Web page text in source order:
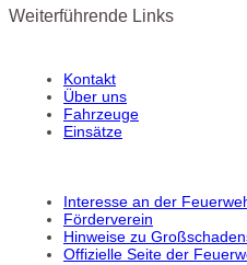
Weiterführende Links
Kontakt
Über uns
Fahrzeuge
Einsätze
Interesse an der
Förderverein
Hinweise zu
Offizielle Seite der